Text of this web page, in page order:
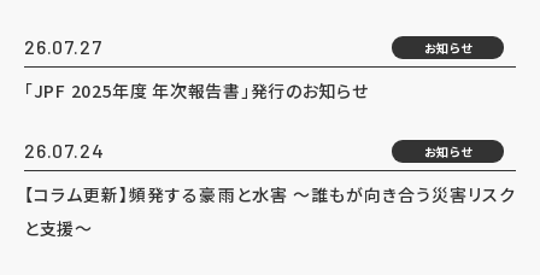
26.07.27 お知らせ
「JPF 2025年度 年次報告書」発行のお知らせ
26.07.24 お知らせ
【コラム更新】頻発する豪雨と水害 ～誰もが向き合う災害リスク
と支援～